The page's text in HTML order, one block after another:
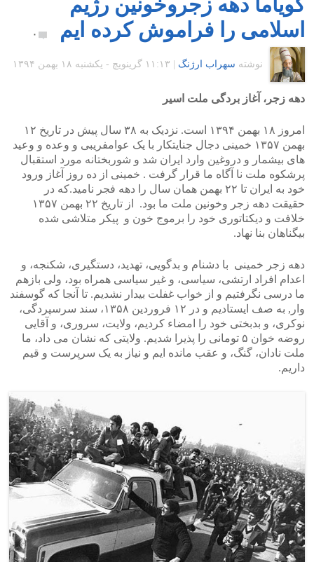
اسلامی را فراموش کرده ایم
۰
نوشته سهراب ارژنگ ۱۱:۱۳ گرينويچ - یکشنبه ۱۸ بهمن ۱۳۹۴
دهه زجر، آغاز بردگی ملت اسیر
امروز ۱۸ بهمن ۱۳۹۴ است. نزدیک به ۳۸ سال پیش در تاریخ ۱۲
بهمن ۱۳۵۷ خمینی دجال جنایتکار با یک عوامفریبی و وعده و وعید
های بیشمار و دروغین وارد ایران شد و شوربختانه مورد استقبال
پرشکوه ملت نا آگاه ما قرار گرفت . خمینی از ده روز آغاز ورود
خود به ایران تا ۲۲ بهمن همان سال را دهه فجر نامید.که در
حقیقت دهه زجر وخونین ملت ما بود. از تاریخ ۲۲ بهمن ۱۳۵۷
خلافت و دیکتاتوری خود را برموج خون و پیکر متلاشی شده
بیگناهان بنا نهاد.
دهه زجر خمینی با دشنام و بدگویی، تهدید، دستگیری، شکنجه، و
اعدام افراد ارتشی، سیاسی، و غیر سیاسی همراه بود، ولی بازهم
ما درسی نگرفتیم و از خواب غفلت بیدار نشدیم. تا آنجا که گوسفند
وار, به صف ایستادیم و در ۱۲ فروردین ۱۳۵۸، سند سرسپردگی،
نوکری، و بدبختی خود را امضاء کردیم، ولایت، سروری، و آقایی
روضه خوان ۵ تومانی را پذیرا شدیم. ولایتی که نشان می داد، ما
ملت نادان، گنگ، و عقب مانده ایم و نیاز به یک سرپرست و قیم
داریم.